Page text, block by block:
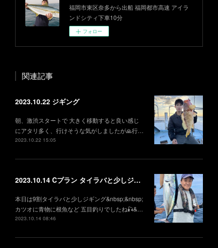
福岡市東区奈多から出船 福岡都市高速 アイラ
ンドシティ下車10分
フォロー
関連記事
2023.10.22 ジギング
朝、激渋スタートで 大きく移動すると良い感じ
にアタリ多く、行けそうな気がしましたが🙏行…
2023.10.22 15:05
2023.10.14 Cプラン タイラバと少しジギング
本日は9割タイラバと少しジギング&nbsp;&nbsp;
カツオに青物に根魚など 五目釣りでしたね🎣&…
2023.10.14 08:46